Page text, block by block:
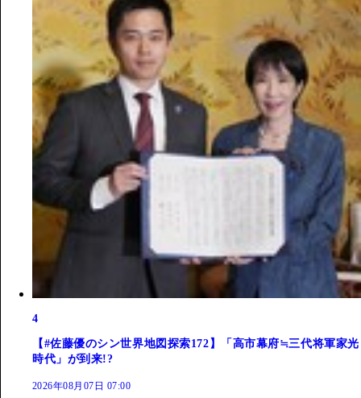
4
【#佐藤優のシン世界地図探索172】「高市幕府≒三代将軍家光
時代」が到来!?
2026年08月07日 07:00